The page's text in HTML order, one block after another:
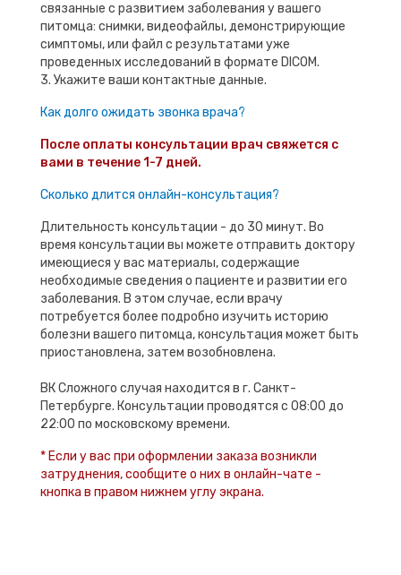
связанные с развитием заболевания у вашего
питомца: снимки, видеофайлы, демонстрирующие
симптомы, или файл с результатами уже
проведенных исследований в формате DICOM.
3. Укажите ваши контактные данные.
Как долго ожидать звонка врача?
После оплаты консультации врач свяжется с
вами в течение 1-7 дней.
Сколько длится онлайн-консультация?
Длительность консультации - до 30 минут. Во
время консультации вы можете отправить доктору
имеющиеся у вас материалы, содержащие
необходимые сведения о пациенте и развитии его
заболевания. В этом случае, если врачу
потребуется более подробно изучить историю
болезни вашего питомца, консультация может быть
приостановлена, затем возобновлена.
ВК Сложного случая находится в г. Санкт-
Петербурге. Консультации проводятся с 08:00 до
22:00 по московскому времени.
* Если у вас при оформлении заказа возникли
затруднения, сообщите о них в онлайн-чате -
кнопка в правом нижнем углу экрана.